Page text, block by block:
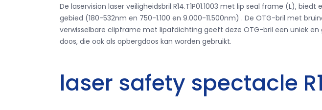
De laservision laser veiligheidsbril R14.T1P01.1003 met lip seal frame (L),
gebied (180-532nm en 750-1.100 en 9.000-11.500nm) . De OTG-bril met
verwisselbare clipframe met lipafdichting geeft deze OTG-bril een uniek
doos, die ook als opbergdoos kan worden gebruikt.
laser safety spectacle